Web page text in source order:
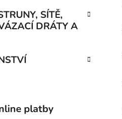
SÍTĚ,
DRÁTY A
platby